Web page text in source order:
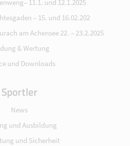
11.1. und 12.1.2025
– 15. und 16.02.202
am Achensee 22. – 23.2.2025
& Wertung
und Downloads
Sportler
News
und Ausbildung
und Sicherheit